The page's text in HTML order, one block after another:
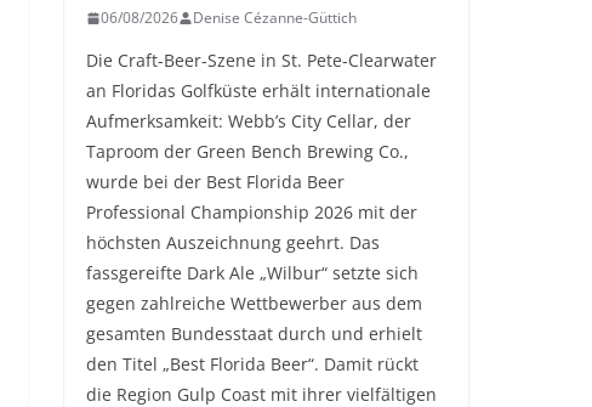
06/08/2026 Denise Cézanne-Güttich
Die Craft-Beer-Szene in St. Pete-Clearwater
an Floridas Golfküste erhält internationale
Aufmerksamkeit: Webb’s City Cellar, der
Taproom der Green Bench Brewing Co.,
wurde bei der Best Florida Beer
Professional Championship 2026 mit der
höchsten Auszeichnung geehrt. Das
fassgereifte Dark Ale „Wilbur“ setzte sich
gegen zahlreiche Wettbewerber aus dem
gesamten Bundesstaat durch und erhielt
den Titel „Best Florida Beer“. Damit rückt
die Region Gulp Coast mit ihrer vielfältigen